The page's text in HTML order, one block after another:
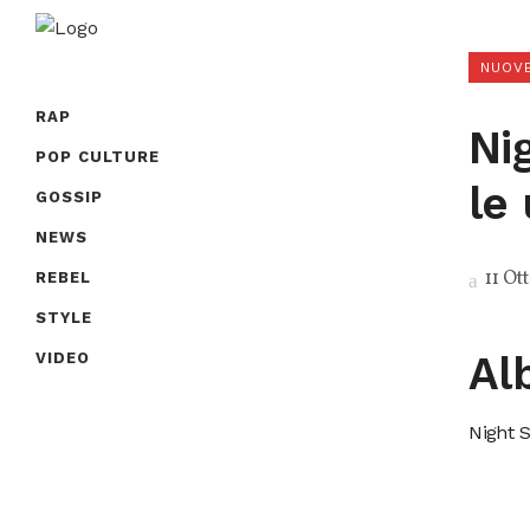
RAP
POP CULTURE
GOSSIP
NEWS
REBEL
STYLE
VIDEO
le
11
Night